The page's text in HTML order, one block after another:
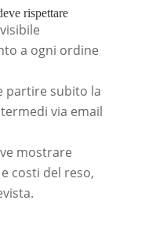
rispettare
a ogni ordine
partire subito la
via email
mostrare
costi del reso,